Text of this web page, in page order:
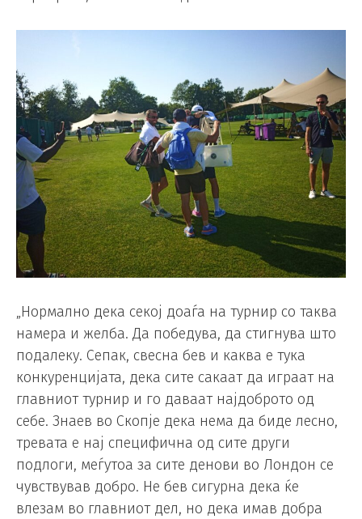
„Нормално дека секој доаѓа на турнир со таква
намера и желба. Да победува, да стигнува што
подалеку. Сепак, свесна бев и каква е тука
конкуренцијата, дека сите сакаат да играат на
главниот турнир и го даваат најдоброто од
себе. Знаев во Скопје дека нема да биде лесно,
тревата е нај специфична од сите други
подлоги, меѓутоа за сите денови во Лондон се
чувствував добро. Не бев сигурна дека ќе
влезам во главниот дел, но дека имав добра